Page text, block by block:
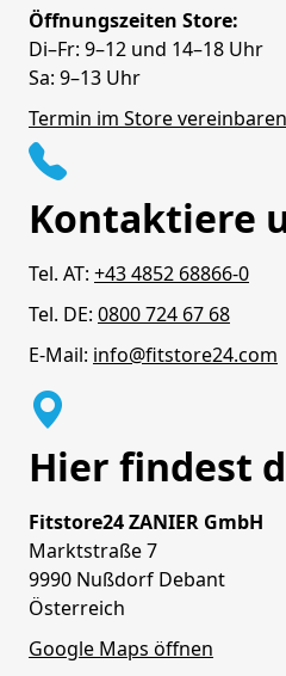
Öffnungszeiten Store:
Di–Fr: 9–12 und 14–18 Uhr
Sa: 9–13 Uhr
Termin im Store vereinbaren
Kontaktiere
Tel. AT: +43 4852 68866-0
Tel. DE: 0800 724 67 68
E-Mail: info@fitstore24.com
Hier findest
Fitstore24 ZANIER GmbH
Marktstraße 7
9990 Nußdorf Debant
Österreich
Google Maps öffnen